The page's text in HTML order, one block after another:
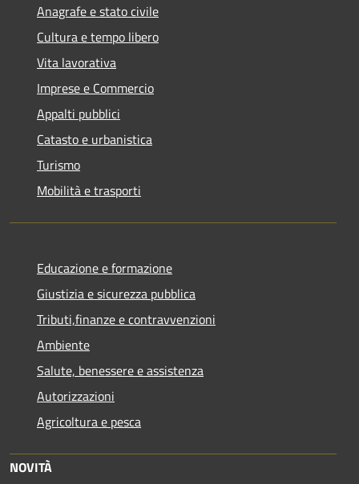
Anagrafe e stato civile
Cultura e tempo libero
Vita lavorativa
Imprese e Commercio
Appalti pubblici
Catasto e urbanistica
Turismo
Mobilità e trasporti
Educazione e formazione
Giustizia e sicurezza pubblica
Tributi,finanze e contravvenzioni
Ambiente
Salute, benessere e assistenza
Autorizzazioni
Agricoltura e pesca
NOVITÀ